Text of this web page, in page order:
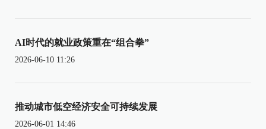
AI时代的就业政策重在“组合拳”
2026-06-10 11:26
推动城市低空经济安全可持续发展
2026-06-01 14:46